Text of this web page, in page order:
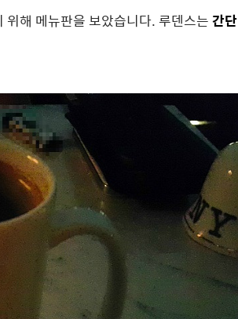
해 메뉴판을 보았습니다. 루덴스는간단